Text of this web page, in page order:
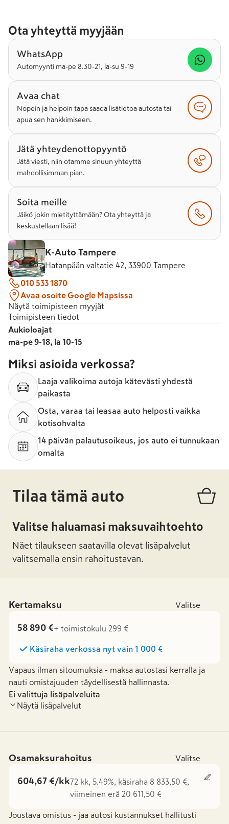
Ota yhteyttä myyjään
WhatsApp
Automyynti ma-pe 8.30-21, la-su 9-19
Avaa chat
Nopein ja helpoin tapa saada lisätietoa autosta tai
apua sen hankkimiseen.
Jätä yhteydenottopyyntö
Jätä viesti, niin otamme sinuun yhteyttä
mahdollisimman pian.
Soita meille
Jäikö jokin mietityttämään? Ota yhteyttä ja
keskustellaan lisää!
K-Auto Tampere
Hatanpään valtatie 42, 33900 Tampere
010 533 1870
Avaa osoite Google Mapsissa
Näytä toimipisteen myyjät
Toimipisteen tiedot
Aukioloajat
ma-pe 9-18, la 10-15
Miksi asioida verkossa?
Laaja valikoima autoja kätevästi yhdestä
paikasta
Osta, varaa tai leasaa auto helposti vaikka
kotisohvalta
14 päivän palautusoikeus, jos auto ei tunnukaan
omalta
Tilaa tämä auto
Valitse haluamasi maksuvaihtoehto
Näet tilaukseen saatavilla olevat lisäpalvelut
valitsemalla ensin rahoitustavan.
Kertamaksu Valitse
58 890 €+ toimistokulu 299 €
Käsiraha verkossa nyt vain 1 000 €
Vapaus ilman sitoumuksia - maksa autostasi kerralla ja
nauti omistajuuden täydellisestä hallinnasta.
Ei valittuja lisäpalveluita
Näytä lisäpalvelut
Osamaksurahoitus Valitse
604,67 €/kk72 kk, 5.49%, käsiraha 8 833,50 €,
viimeinen erä 20 611,50 €
Joustava omistus - jaa autosi kustannukset hallitusti